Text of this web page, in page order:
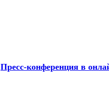
Пресс-конференция в